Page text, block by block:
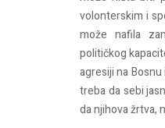
volonterskim i
može nafila
političkog
agresiji naBosnui
trebadasebi
danjihovažrtva,